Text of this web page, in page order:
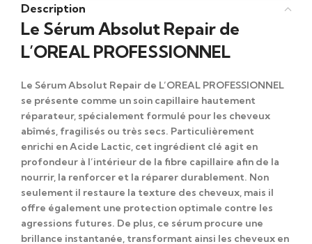
Description
Le Sérum Absolut Repair de
L’OREAL PROFESSIONNEL
Le Sérum Absolut Repair de L’OREAL PROFESSIONNEL
se présente comme un soin capillaire hautement
réparateur, spécialement formulé pour les cheveux
abîmés, fragilisés ou très secs. Particulièrement
enrichi en Acide Lactic, cet ingrédient clé agit en
profondeur à l’intérieur de la fibre capillaire afin de la
nourrir, la renforcer et la réparer durablement. Non
seulement il restaure la texture des cheveux, mais il
offre également une protection optimale contre les
agressions futures. De plus , ce sérum procure une
brillance instantanée, transformant ainsi les cheveux en